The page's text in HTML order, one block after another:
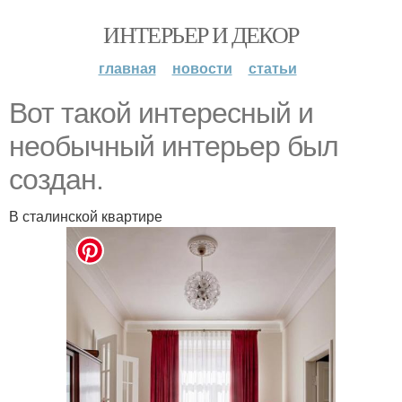
ИНТЕРЬЕР И ДЕКОР
главная новости статьи
Вот такой интересный и
необычный интерьер был
создан.
В сталинской квартире